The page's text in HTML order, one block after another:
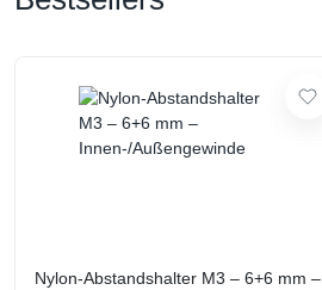
Nylon-Abstandshalter M3 – 6+6 mm –